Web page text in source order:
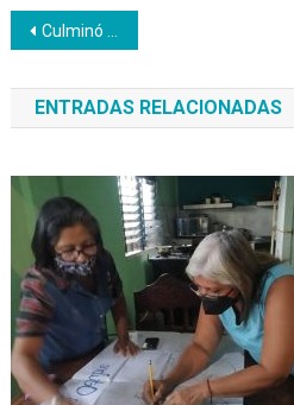
Navegación
de
entradas
Culminó el Encuentro Técnico Metodológico del Inces: Formación Dual
ENTRADAS RELACIONADAS